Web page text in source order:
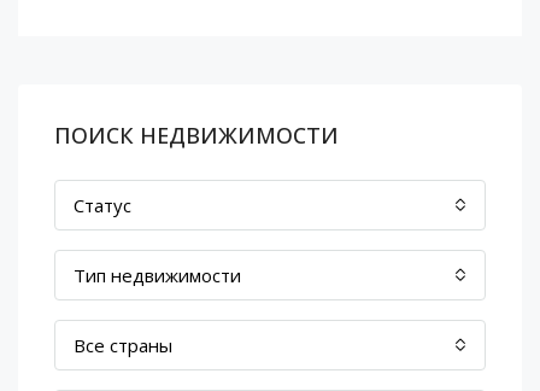
ПОИСК НЕДВИЖИМОСТИ
Статус
Тип недвижимости
Все страны